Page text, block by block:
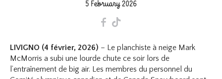
5 February 2026
F T
LIVIGNO (4 février, 2026) – Le planchiste à neige Mark
McMorris a subi une lourde chute ce soir lors de
l’entraînement de big air. Les membres du personnel du